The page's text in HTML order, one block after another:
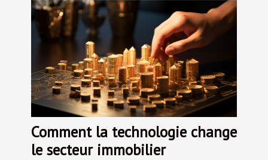
Comment la technologie change
le secteur immobilier